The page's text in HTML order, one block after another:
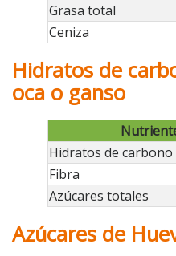
Grasa total
Ceniza
Hidratos de
oca o ganso
Hidratos de carbono
Fibra
Azúcares totales
Azúcares de